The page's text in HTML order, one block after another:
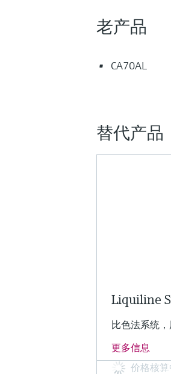
老产品
CA70AL
替代产品
Liquiline
比色法系统
更多信息
价格核